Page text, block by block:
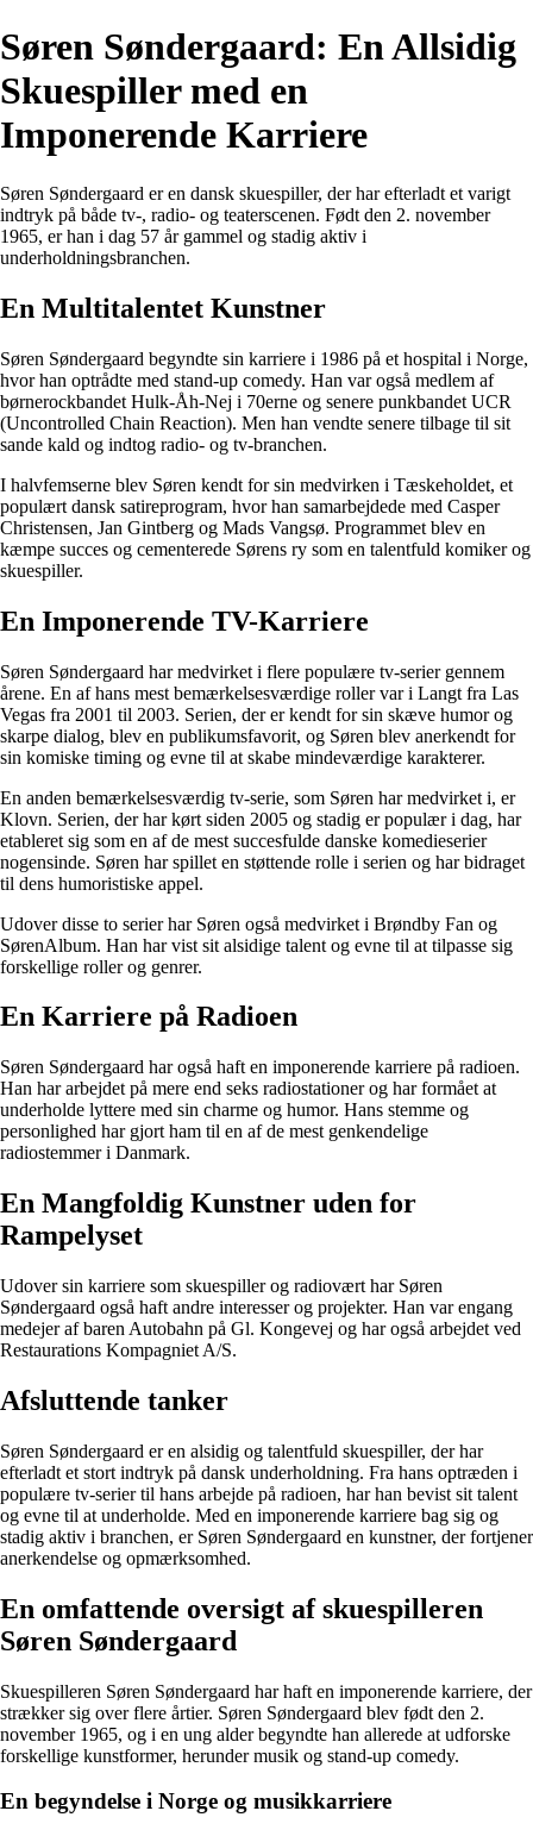
Søren Søndergaard: En Allsidig
Skuespiller med en
Imponerende Karriere
Søren Søndergaard er en dansk skuespiller, der har efterladt et varigt
indtryk på både tv-, radio- og teaterscenen. Født den 2. november
1965, er han i dag 57 år gammel og stadig aktiv i
underholdningsbranchen.
En Multitalentet Kunstner
Søren Søndergaard begyndte sin karriere i 1986 på et hospital i Norge,
hvor han optrådte med stand-up comedy. Han var også medlem af
børnerockbandet Hulk-Åh-Nej i 70erne og senere punkbandet UCR
(Uncontrolled Chain Reaction). Men han vendte senere tilbage til sit
sande kald og indtog radio- og tv-branchen.
I halvfemserne blev Søren kendt for sin medvirken i Tæskeholdet, et
populært dansk satireprogram, hvor han samarbejdede med Casper
Christensen, Jan Gintberg og Mads Vangsø. Programmet blev en
kæmpe succes og cementerede Sørens ry som en talentfuld komiker og
skuespiller.
En Imponerende TV-Karriere
Søren Søndergaard har medvirket i flere populære tv-serier gennem
årene. En af hans mest bemærkelsesværdige roller var i Langt fra Las
Vegas fra 2001 til 2003. Serien, der er kendt for sin skæve humor og
skarpe dialog, blev en publikumsfavorit, og Søren blev anerkendt for
sin komiske timing og evne til at skabe mindeværdige karakterer.
En anden bemærkelsesværdig tv-serie, som Søren har medvirket i, er
Klovn. Serien, der har kørt siden 2005 og stadig er populær i dag, har
etableret sig som en af de mest succesfulde danske komedieserier
nogensinde. Søren har spillet en støttende rolle i serien og har bidraget
til dens humoristiske appel.
Udover disse to serier har Søren også medvirket i Brøndby Fan og
SørenAlbum. Han har vist sit alsidige talent og evne til at tilpasse sig
forskellige roller og genrer.
En Karriere på Radioen
Søren Søndergaard har også haft en imponerende karriere på radioen.
Han har arbejdet på mere end seks radiostationer og har formået at
underholde lyttere med sin charme og humor. Hans stemme og
personlighed har gjort ham til en af de mest genkendelige
radiostemmer i Danmark.
En Mangfoldig Kunstner uden for
Rampelyset
Udover sin karriere som skuespiller og radiovært har Søren
Søndergaard også haft andre interesser og projekter. Han var engang
medejer af baren Autobahn på Gl. Kongevej og har også arbejdet ved
Restaurations Kompagniet A/S.
Afsluttende tanker
Søren Søndergaard er en alsidig og talentfuld skuespiller, der har
efterladt et stort indtryk på dansk underholdning. Fra hans optræden i
populære tv-serier til hans arbejde på radioen, har han bevist sit talent
og evne til at underholde. Med en imponerende karriere bag sig og
stadig aktiv i branchen, er Søren Søndergaard en kunstner, der fortjener
anerkendelse og opmærksomhed.
En omfattende oversigt af skuespilleren
Søren Søndergaard
Skuespilleren Søren Søndergaard har haft en imponerende karriere, der
strækker sig over flere årtier. Søren Søndergaard blev født den 2.
november 1965, og i en ung alder begyndte han allerede at udforske
forskellige kunstformer, herunder musik og stand-up comedy.
En begyndelse i Norge og musikkarriere